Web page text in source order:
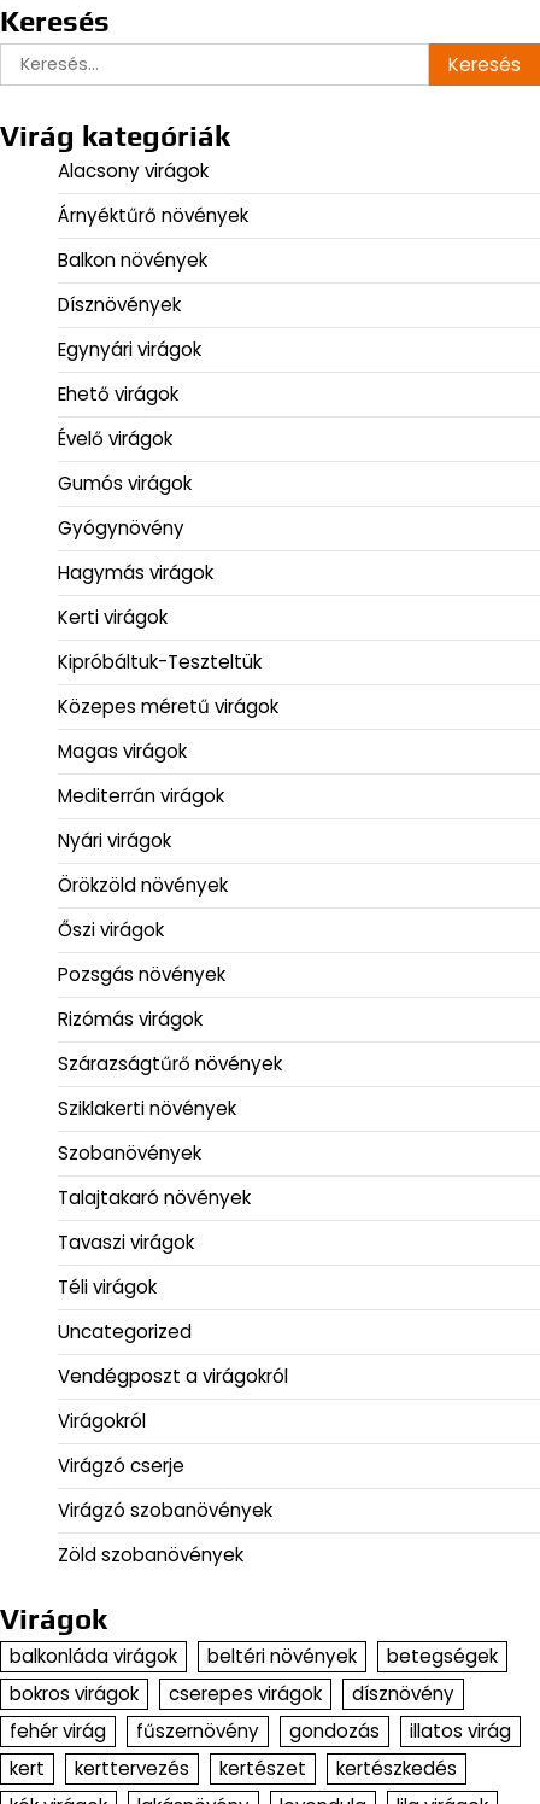
Keresés
Keresés:
Virág kategóriák
Alacsony virágok
Árnyéktűrő növények
Balkon növények
Dísznövények
Egynyári virágok
Ehető virágok
Évelő virágok
Gumós virágok
Gyógynövény
Hagymás virágok
Kerti virágok
Kipróbáltuk-Teszteltük
Közepes méretű virágok
Magas virágok
Mediterrán virágok
Nyári virágok
Örökzöld növények
Őszi virágok
Pozsgás növények
Rizómás virágok
Szárazságtűrő növények
Sziklakerti növények
Szobanövények
Talajtakaró növények
Tavaszi virágok
Téli virágok
Uncategorized
Vendégposzt a virágokról
Virágokról
Virágzó cserje
Virágzó szobanövények
Zöld szobanövények
Virágok
balkonláda virágok beltéri növények
betegségek
bokros virágok
cserepes virágok
dísznövény
fehér virág
fűszernövény gondozás
illatos virág
kert
kerttervezés kertészet
kertészkedés